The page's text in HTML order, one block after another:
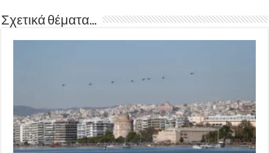
Σχετικά θέματα...